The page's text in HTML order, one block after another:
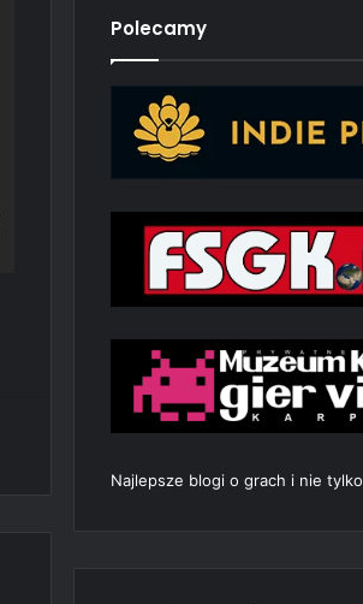
Polecamy
Najlepsze blogi o grach i nie tylko